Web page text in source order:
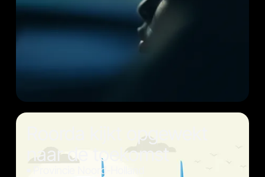
Roorda kijkt opgewekt
naar de toekomst
Provincie Noord-Holland